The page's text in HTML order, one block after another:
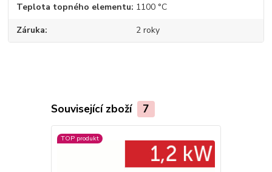
Teplota topného elementu 1100 °C
Záruka 2 roky
Související zboží 7
TOP produkt